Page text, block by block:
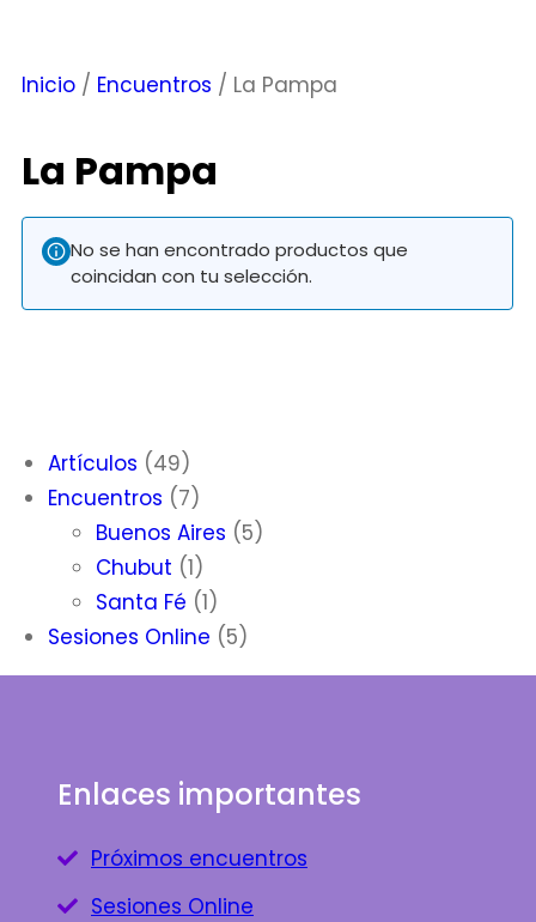
Inicio/ Encuentros / La Pampa
La Pampa
No se han encontrado productos que
coincidan con tu selección.
Artículos 4949
productos
Encuentros 77
productos
Buenos Aires 55
Chubut 11
producto
Santa Fé 11
producto
Sesiones Online 55
productos
Enlaces importantes
Próximos encuentros
Sesiones Online